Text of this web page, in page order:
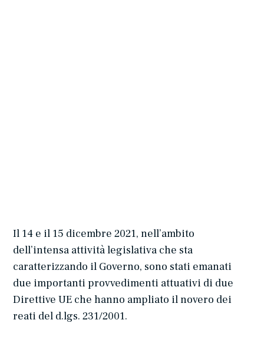
Il 14 e il 15 dicembre 2021, nell’ambito
dell’intensa attività legislativa che sta
caratterizzando il Governo, sono stati emanati
due importanti provvedimenti attuativi di due
Direttive UE che hanno ampliato il novero dei
reati del d.lgs. 231/2001.